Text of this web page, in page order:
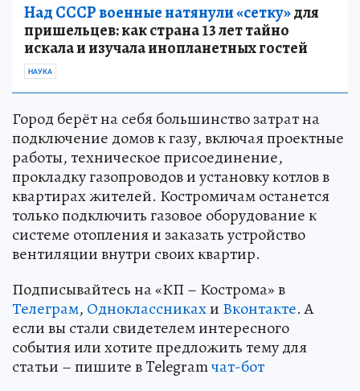
Над СССР военные натянули «сетку»для
пришельцев: как страна 13 лет тайно
искала и изучала инопланетных гостей
НАУКА
Город берёт на себя большинство затрат на
подключение домов к газу, включая проектные
работы, техническое присоединение,
прокладку газопроводов и установку котлов в
квартирах жителей. Костромичам останется
только подключить газовое оборудование к
системе отопления и заказать устройство
вентиляции внутри своих квартир.
Подписывайтесь на «КП – Кострома» в
Телеграм, Одноклассникахи Вконтакте. А
если вы стали свидетелем интересного
события или хотите предложить тему для
статьи – пишите в Telegramчат-бот